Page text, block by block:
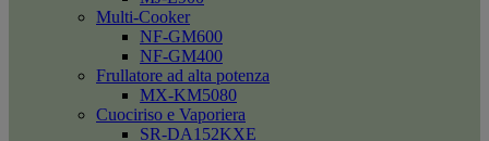
Multi-Cooker
NF-GM600
NF-GM400
Frullatore ad alta potenza
MX-KM5080
Cuociriso e Vaporiera
SR-DA152KXE